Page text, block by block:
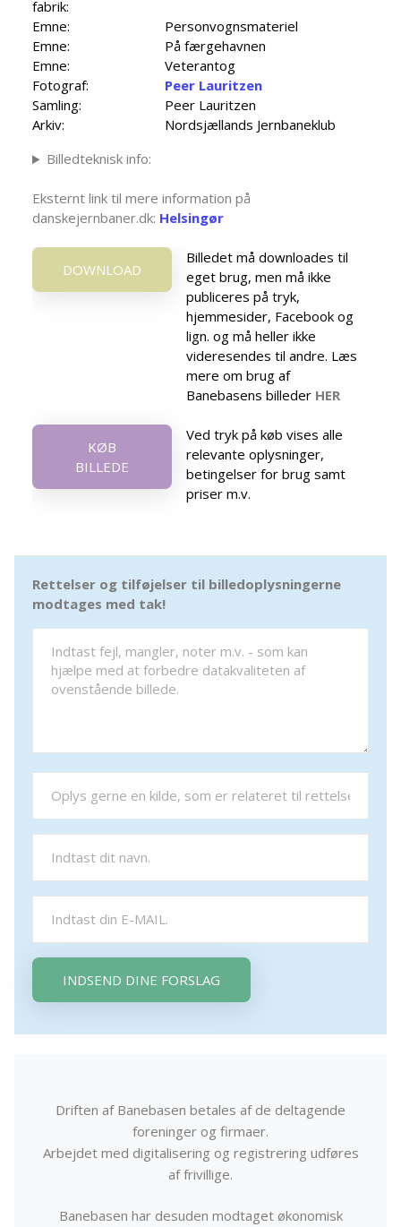
fabrik:
Emne:
Personvognsmateriel
Emne:
På færgehavnen
Emne:
Veterantog
Fotograf:
Peer Lauritzen
Samling:
Peer Lauritzen
Arkiv:
Nordsjællands Jernbaneklub
Billedteknisk info:
Eksternt link til mere information på
danskejernbaner.dk: Helsingør
DOWNLOAD
Billedet må downloades til
eget brug, men må ikke
publiceres på tryk,
hjemmesider, Facebook og
lign. og må heller ikke
videresendes til andre. Læs
mere om brug af
Banebasens billeder HER
KØB
BILLEDE
Ved tryk på køb vises alle
relevante oplysninger,
betingelser for brug samt
priser m.v.
Rettelser og tilføjelser til billedoplysningerne
modtages med tak!
INDSEND DINE FORSLAG
Driften af Banebasen betales af de deltagende
foreninger og firmaer.
Arbejdet med digitalisering og registrering udføres
af frivillige.
Banebasen har desuden modtaget økonomisk